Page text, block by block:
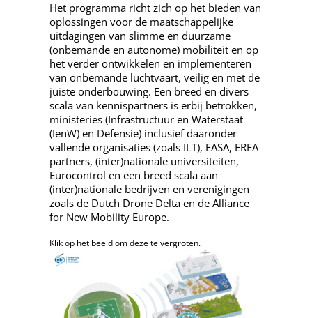
Het programma richt zich op het bieden van
oplossingen voor de maatschappelijke
uitdagingen van slimme en duurzame
(onbemande en autonome) mobiliteit en op
het verder ontwikkelen en implementeren
van onbemande luchtvaart, veilig en met de
juiste onderbouwing. Een breed en divers
scala van kennispartners is erbij betrokken,
ministeries (Infrastructuur en Waterstaat
(IenW) en Defensie) inclusief daaronder
vallende organisaties (zoals ILT), EASA, EREA
partners, (inter)nationale universiteiten,
Eurocontrol en een breed scala aan
(inter)nationale bedrijven en verenigingen
zoals de Dutch Drone Delta en de Alliance
for New Mobility Europe.
Klik op het beeld om deze te vergroten.